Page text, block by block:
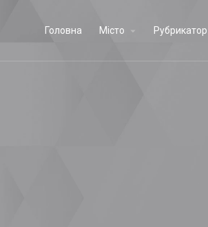
Головна Місто Рубрикатор